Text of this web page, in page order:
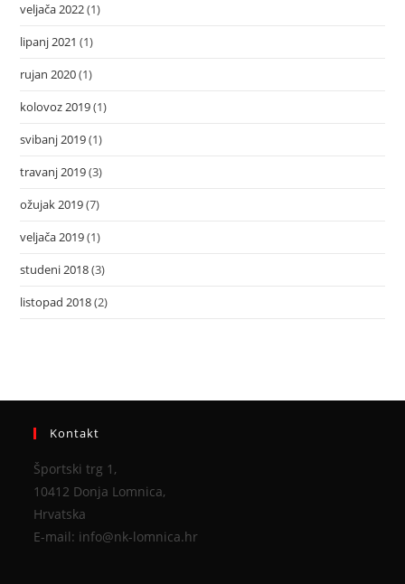
veljača 2022(1)
lipanj 2021 (1)
rujan 2020(1)
kolovoz 2019(1)
svibanj 2019(1)
travanj 2019(3)
ožujak 2019(7)
veljača 2019(1)
studeni 2018(3)
listopad 2018(2)
Kontakt
Športski trg 1,
10412 Donja Lomnica,
Hrvatska
E-mail: info@nk-lomnica.hr